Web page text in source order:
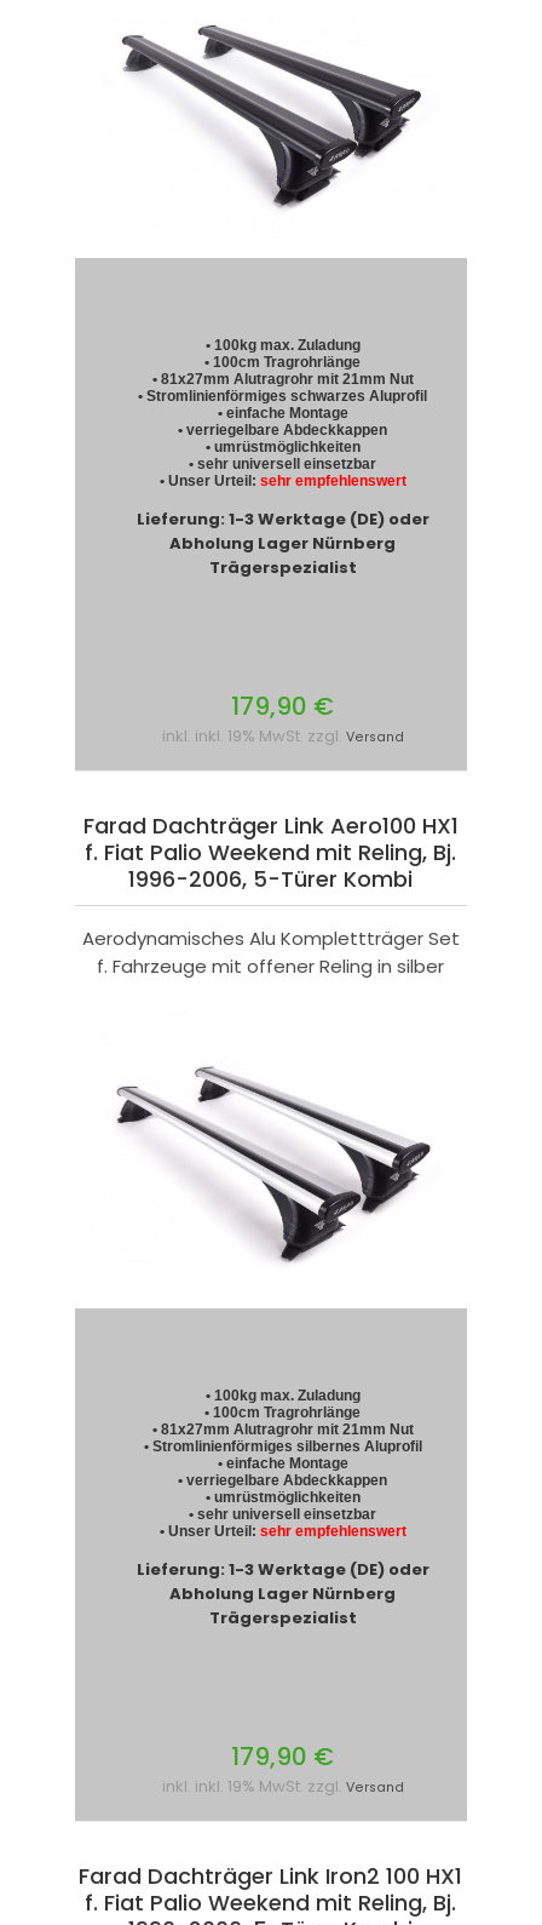
• 100kg max. Zuladung
• 100cm Tragrohrlänge
• 81x27mm Alutragrohr mit 21mm Nut
• Stromlinienförmiges schwarzes Aluprofil
• einfache Montage
• verriegelbare Abdeckkappen
• umrüstmöglichkeiten
• sehr universell einsetzbar
• Unser Urteil: sehr empfehlenswert
Lieferung: 1-3 Werktage (DE) oder
Abholung Lager Nürnberg
Trägerspezialist
179,90 €
inkl. inkl. 19% MwSt. zzgl. Versand
Farad Dachträger Link Aero100 HX1
f. Fiat Palio Weekend mit Reling, Bj.
1996-2006, 5-Türer Kombi
Aerodynamisches Alu Komplettträger Set
f. Fahrzeuge mit offener Reling in silber
• 100kg max. Zuladung
• 100cm Tragrohrlänge
• 81x27mm Alutragrohr mit 21mm Nut
• Stromlinienförmiges silbernes Aluprofil
• einfache Montage
• verriegelbare Abdeckkappen
• umrüstmöglichkeiten
• sehr universell einsetzbar
• Unser Urteil: sehr empfehlenswert
Lieferung: 1-3 Werktage (DE) oder
Abholung Lager Nürnberg
Trägerspezialist
179,90 €
inkl. inkl. 19% MwSt. zzgl. Versand
Farad Dachträger Link Iron2 100 HX1
f. Fiat Palio Weekend mit Reling, Bj.